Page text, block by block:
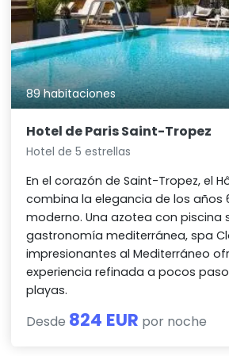
89 habitaciones
Hotel de Paris Saint-Tropez
Hotel de 5 estrellas
En el corazón de Saint-Tropez, el
combina la elegancia de los años
moderno. Una azotea con piscina
gastronomía mediterránea, spa
impresionantes al Mediterráneo
experiencia refinada a pocos
playas.
Desde 824 EUR por noche